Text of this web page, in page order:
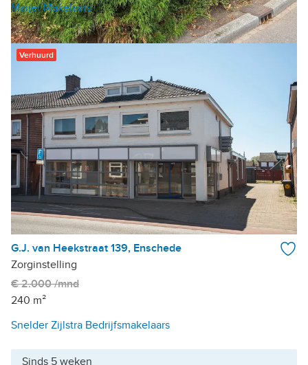
Maijer Makelaars
Verhuurd
G.J. van Heekstraat 139, Enschede
Zorginstelling
€ 2.000 /mnd
240 m²
Snelder Zijlstra Bedrijfsmakelaars
Sinds 5 weken